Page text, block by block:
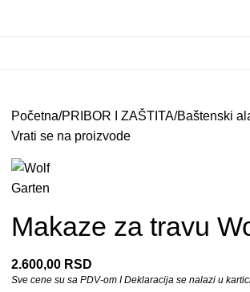
Početna PRIBOR I ZAŠTITA Baštenski
Vrati se na proizvode
Makaze za travu
2.600,00 RSD
Sve cene su sa PDV-om I Deklaracija se nalazi u